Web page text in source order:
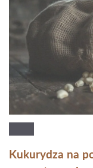
Kukurydza na